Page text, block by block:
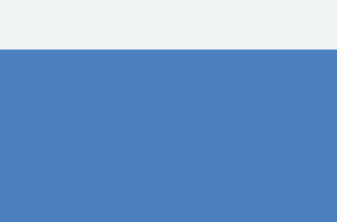
市駿河区栗原18-77
市中央区篠ケ瀬町511
あのつ台1-1-5
市西明寺2782-140
市中鶉2-68
市小柿745-1
市吉田4-15-23
市川中島町原380
）有限公司
屋市中区錦三丁目22番20号 ダイテッ